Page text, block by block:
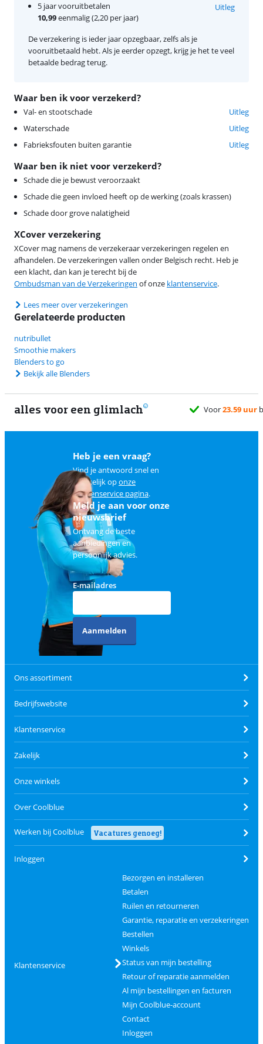
Waar ben ik voor verzekerd?
Val- en stootschade
Uitleg
Waterschade
Uitleg
Fabrieksfouten buiten garantie
Uitleg
Waar ben ik niet voor verzekerd?
Schade die je bewust veroorzaakt
Schade die geen invloed heeft op de werking (zoals krassen)
Schade door grove nalatigheid
XCover verzekering
XCover mag namens de verzekeraar verzekeringen regelen en
afhandelen. De verzekeringen vallen onder Belgisch recht. Heb je
een klacht, dan kan je terecht bij de
Ombudsman van de Verzekeringen of onze klantenservice.
Lees meer over verzekeringen
5 jaar vooruitbetalen
10,99eenmalig (2,20 per jaar)
Uitleg
De verzekering is ieder jaar opzegbaar, zelfs als je
vooruitbetaald hebt. Als je eerder opzegt, krijg je het te veel
betaalde bedrag terug.
Gerelateerde producten
nutribullet
Smoothie makers
Blenders to go
Bekijk alle Blenders
alles voor een glimlach
Voor23.59 uurbesteld, morgengratisbezorgd
Heb je een vraag?
Vind je antwoord snel en
makkelijk oponze
klantenservice pagina.
Meld je aan voor onze
nieuwsbrief
Ontvang de beste
aanbiedingen en
persoonlijk advies.
E-mailadres
Aanmelden
Ons assortiment
Bedrijfswebsite
Klantenservice
Zakelijk
Onze winkels
Over Coolblue
Werken bij Coolblue Vacatures genoeg!
Inloggen
Klantenservice
Bezorgen en installeren
Betalen
Ruilen en retourneren
Garantie, reparatie en verzekeringen
Bestellen
Winkels
Status van mijn bestelling
Retour of reparatie aanmelden
Al mijn bestellingen en facturen
Mijn Coolblue-account
Contact
Inloggen